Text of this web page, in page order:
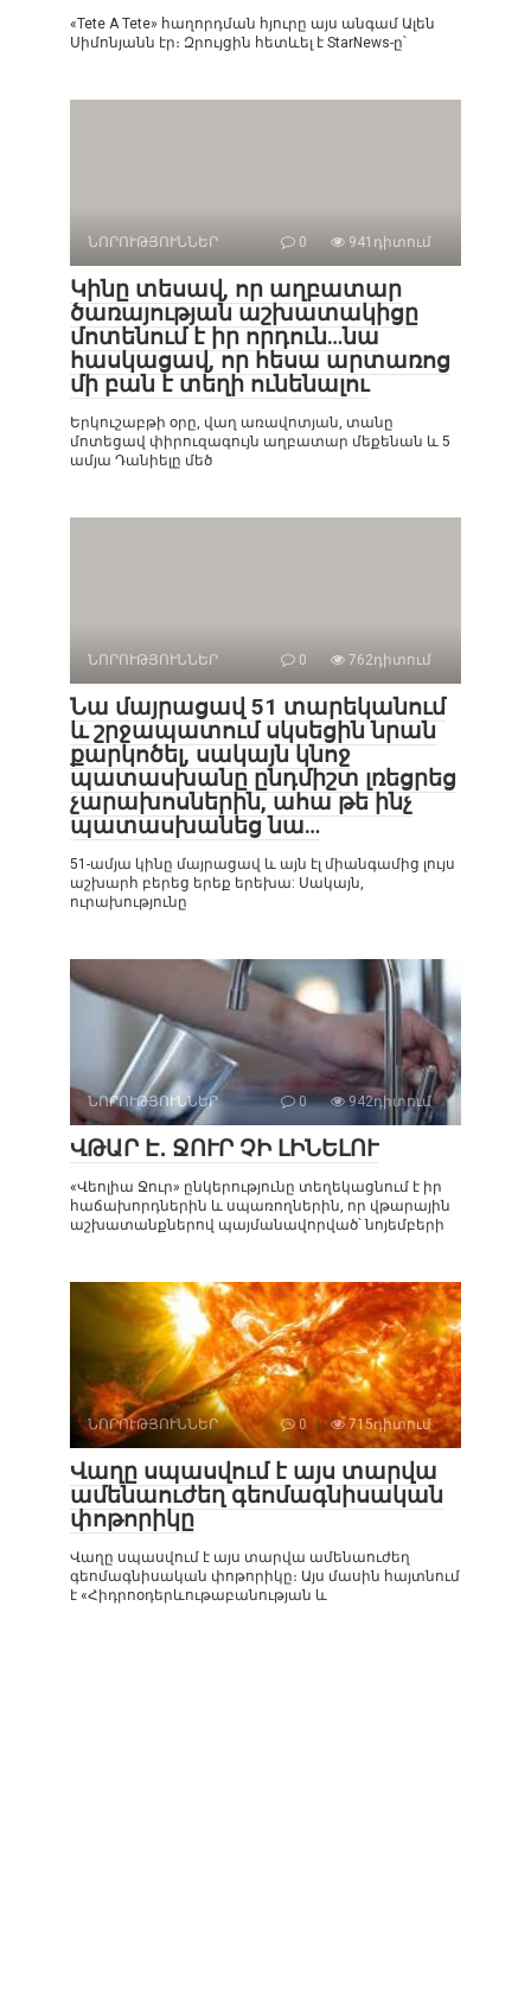
«Tete A Tete» հաղորդման հյուրը այս անգամ Ալեն
Սիմոնյանն էր։ Զրույցին հետևել է StarNews-ը՝
ՆՈՐՈՒԹՅՈՒՆՆԵՐ 0 941դիտում
Կինը տեսավ, որ աղբատար
ծառայության աշխատակիցը
մոտենում է իր որդուն…նա
հասկացավ, որ հեսա արտառոց
մի բան է տեղի ունենալու
Երկուշաբթի օրը, վաղ առավոտյան, տանը
մոտեցավ փիրուզագույն աղբատար մեքենան և 5
ամյա Դանիելը մեծ
ՆՈՐՈՒԹՅՈՒՆՆԵՐ 0 762դիտում
Նա մայրացավ 51 տարեկանում
և շրջապատում սկսեցին նրան
քարկոծել, սակայն կնոջ
պատասխանը ընդմիշտ լռեցրեց
չարախոսներին, ահա թե ինչ
պատասխանեց նա…
51-ամյա կինը մայրացավ և այն էլ միանգամից լույս
աշխարհ բերեց երեք երեխա: Սակայն,
ուրախությունը
ՆՈՐՈՒԹՅՈՒՆՆԵՐ 0 942դիտում
ՎԹԱՐ Է․ ՋՈՒՐ ՉԻ ԼԻՆԵԼՈՒ
«Վեոլիա Ջուր» ընկերությունը տեղեկացնում է իր
հաճախորդներին և սպառողներին, որ վթարային
աշխատանքներով պայմանավորված՝ նոյեմբերի
ՆՈՐՈՒԹՅՈՒՆՆԵՐ 0 715դիտում
Վաղը սպասվում է այս տարվա
ամենաուժեղ գեոմագնիսական
փոթորիկը
Վաղը սպասվում է այս տարվա ամենաուժեղ
գեոմագնիսական փոթորիկը։ Այս մասին հայտնում
է «Հիդրոօդերևութաբանության և